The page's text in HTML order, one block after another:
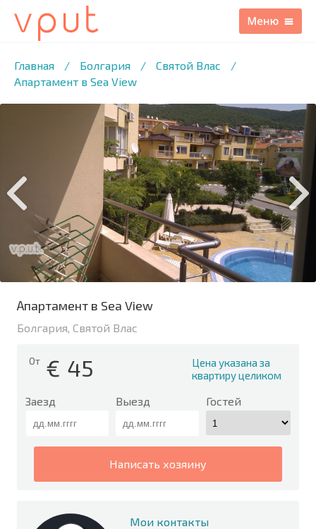
Главная / Болгария / Святой Влас
/
Апартамент в Sea View
/12 ФОТО
Апартамент в Sea View
Болгария, Святой Влас
От € 45
Цена указана за
квартиру целиком
Заезд Выезд Гостей
написать хозяину
Мои контакты